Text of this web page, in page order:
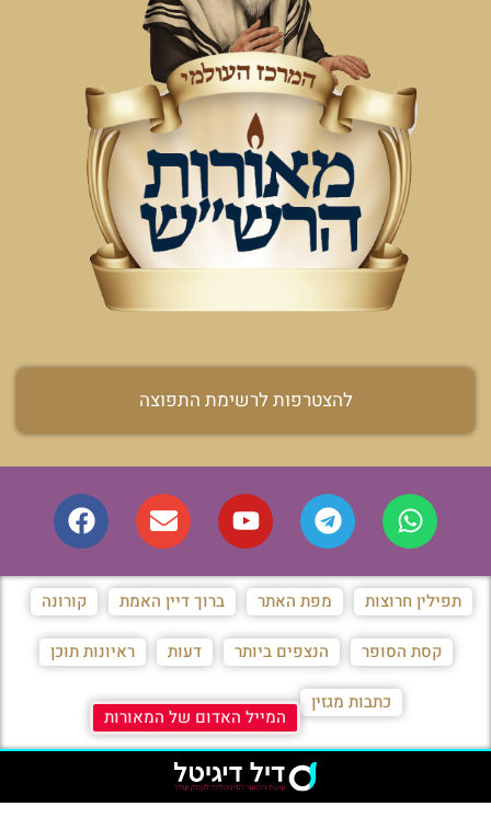
להצטרפות לרשימת התפוצה
תפילין חרוצות מפת האתר ברוך דיין האמת קורונה
קסת הסופר הנצפים ביותר דעות ראיונות תוכן
כתבות מגזין
המייל האדום של המאורות